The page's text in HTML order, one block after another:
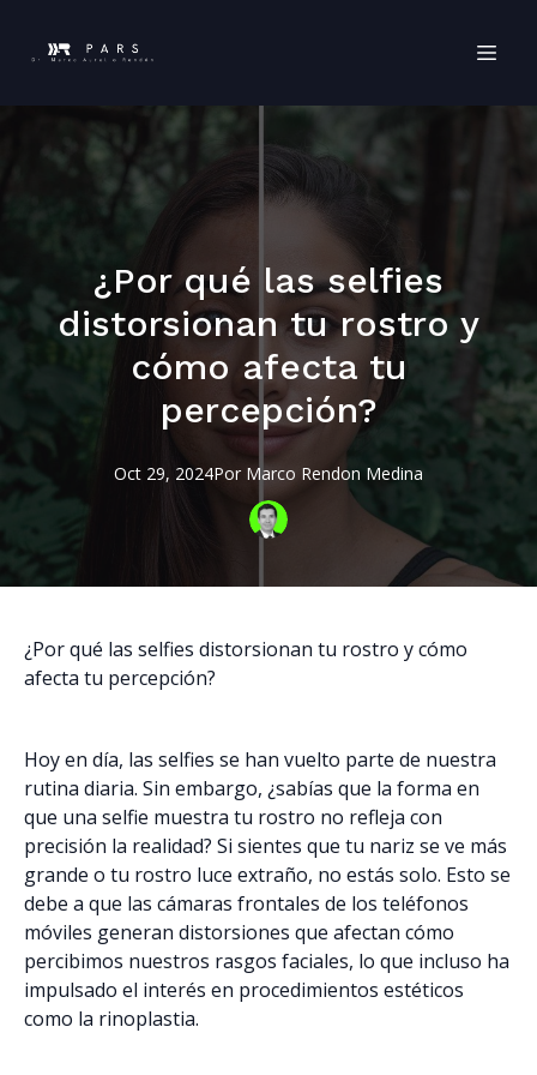
¿Por qué las selfies
distorsionan tu rostro y
cómo afecta tu
percepción?
Oct 29, 2024Por Marco Rendon Medina
¿Por qué las selfies distorsionan tu rostro y cómo
afecta tu percepción?
Hoy en día, las selfies se han vuelto parte de nuestra
rutina diaria. Sin embargo, ¿sabías que la forma en
que una selfie muestra tu rostro no refleja con
precisión la realidad? Si sientes que tu nariz se ve más
grande o tu rostro luce extraño, no estás solo. Esto se
debe a que las cámaras frontales de los teléfonos
móviles generan distorsiones que afectan cómo
percibimos nuestros rasgos faciales, lo que incluso ha
impulsado el interés en procedimientos estéticos
como la rinoplastia.